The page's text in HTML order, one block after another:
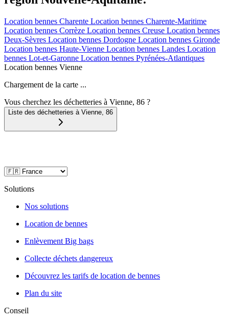
Location bennes Charente Location bennes Charente-Maritime
Location bennes Corrèze Location bennes Creuse Location bennes
Deux-Sèvres Location bennes Dordogne Location bennes Gironde
Location bennes Haute-Vienne Location bennes Landes Location
bennes Lot-et-Garonne Location bennes Pyrénées-Atlantiques
Location bennes Vienne
Chargement de la carte ...
Vous cherchez les déchetteries à Vienne, 86 ?
Liste des déchetteries à Vienne, 86
Solutions
Nos solutions
Location de bennes
Enlèvement Big bags
Collecte déchets dangereux
Découvrez les tarifs de location de bennes
Plan du site
Conseil